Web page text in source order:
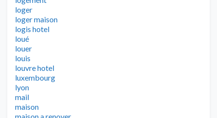
loger
loger maison
logis hotel
loué
louer
louis
louvre hotel
luxembourg
lyon
mail
maison